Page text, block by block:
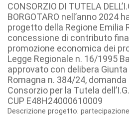
CONSORZIO DI TUTELA
BORGOTARO nell’anno 2024
progetto della Regione Emilia
concessione di contributo
promozione economica dei
Legge Regionale n. 16/1995
approvato con delibera
Romagna n. 384/24,
Consorzio per la Tutela
CUP E48H24000610009
Descrizione progetto: